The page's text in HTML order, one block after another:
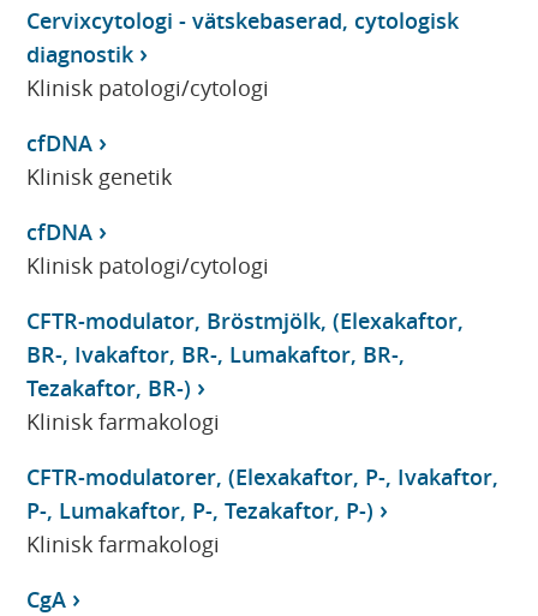
Cervixcytologi - vätskebaserad, cytologisk
diagnostik
Klinisk patologi/cytologi
cfDNA
Klinisk genetik
cfDNA
Klinisk patologi/cytologi
CFTR-modulator, Bröstmjölk, (Elexakaftor,
BR-, Ivakaftor, BR-, Lumakaftor, BR-,
Tezakaftor, BR-)
Klinisk farmakologi
CFTR-modulatorer, (Elexakaftor, P-, Ivakaftor,
P-, Lumakaftor, P-, Tezakaftor, P-)
Klinisk farmakologi
CgA